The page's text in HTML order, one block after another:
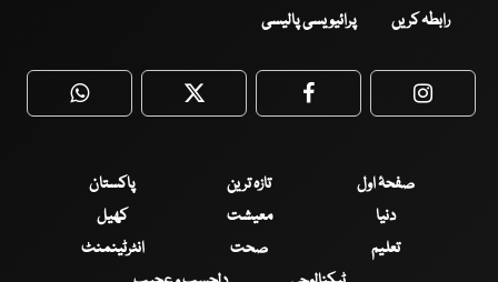
رابطہ کریں پرائیویسی پالیسی
WhatsApp Twitter Facebook
صفحۂ اول تازہ ترین
پاکستان
دنیا
معیشت
کھیل
تعلیم
صحت
انٹرٹینمنٹ